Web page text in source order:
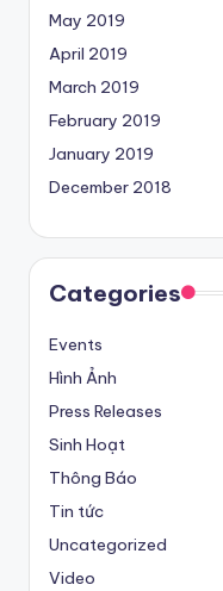
May 2019
April 2019
March 2019
February 2019
January 2019
December 2018
Categories
Events
Hình Ảnh
Press Releases
Sinh Hoạt
Thông Báo
Tin tức
Uncategorized
Video